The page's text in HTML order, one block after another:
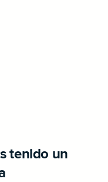
tenido un